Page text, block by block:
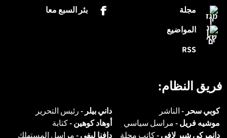
بئر السبع معا
مجلة
المواضيع
RSS
فريق النظام:
كوبي سحر -الناشر داني بيلر -رئيس التحرير
موشيه فريل -مراسل سياسي أوهاد كوهين -كتابة
دانمركي شير لافي -كاتب مجلة دافنا ليفي -مراسل المستهلك